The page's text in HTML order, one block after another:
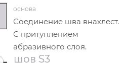
основа
Соединение шва внахлест.
С притуплением
абразивного слоя.
шов S3